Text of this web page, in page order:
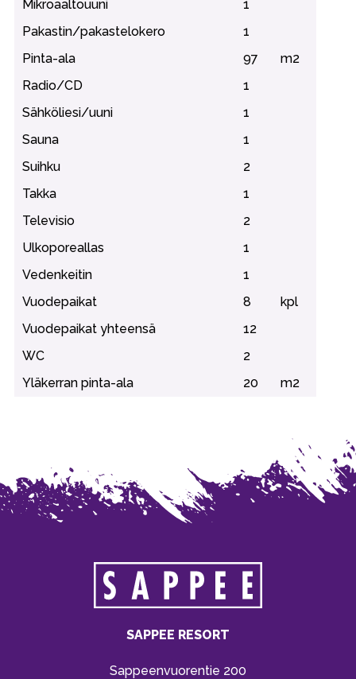
Mikroaaltouuni
1
Pakastin/pakastelokero
1
Pinta-ala
97
m2
Radio/CD
1
Sähköliesi/uuni
1
Sauna
1
Suihku
2
Takka
1
Televisio
2
Ulkoporeallas
1
Vedenkeitin
1
Vuodepaikat
8
kpl
Vuodepaikat yhteensä
12
WC
2
Yläkerran pinta-ala
20 m2
SAPPEE RESORT
Sappeenvuorentie 200